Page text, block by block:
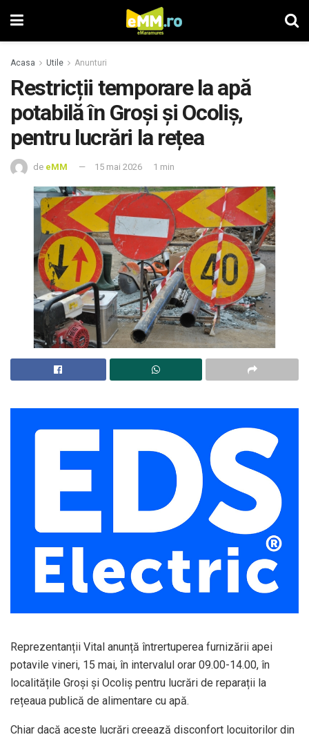
Acasa Utile Anunturi
Restricții temporare la apă
potabilă în Groși și Ocoliș,
pentru lucrări la rețea
de eMM 15 mai 2026 1 min
Reprezentanții Vital anunță întrertuperea furnizării apei
potavile vineri, 15 mai, în intervalul orar 09.00-14.00, în
localitățile Groși și Ocoliș pentru lucrări de reparații la
rețeaua publică de alimentare cu apă.
Chiar dacă aceste lucrări creează disconfort locuitorilor din